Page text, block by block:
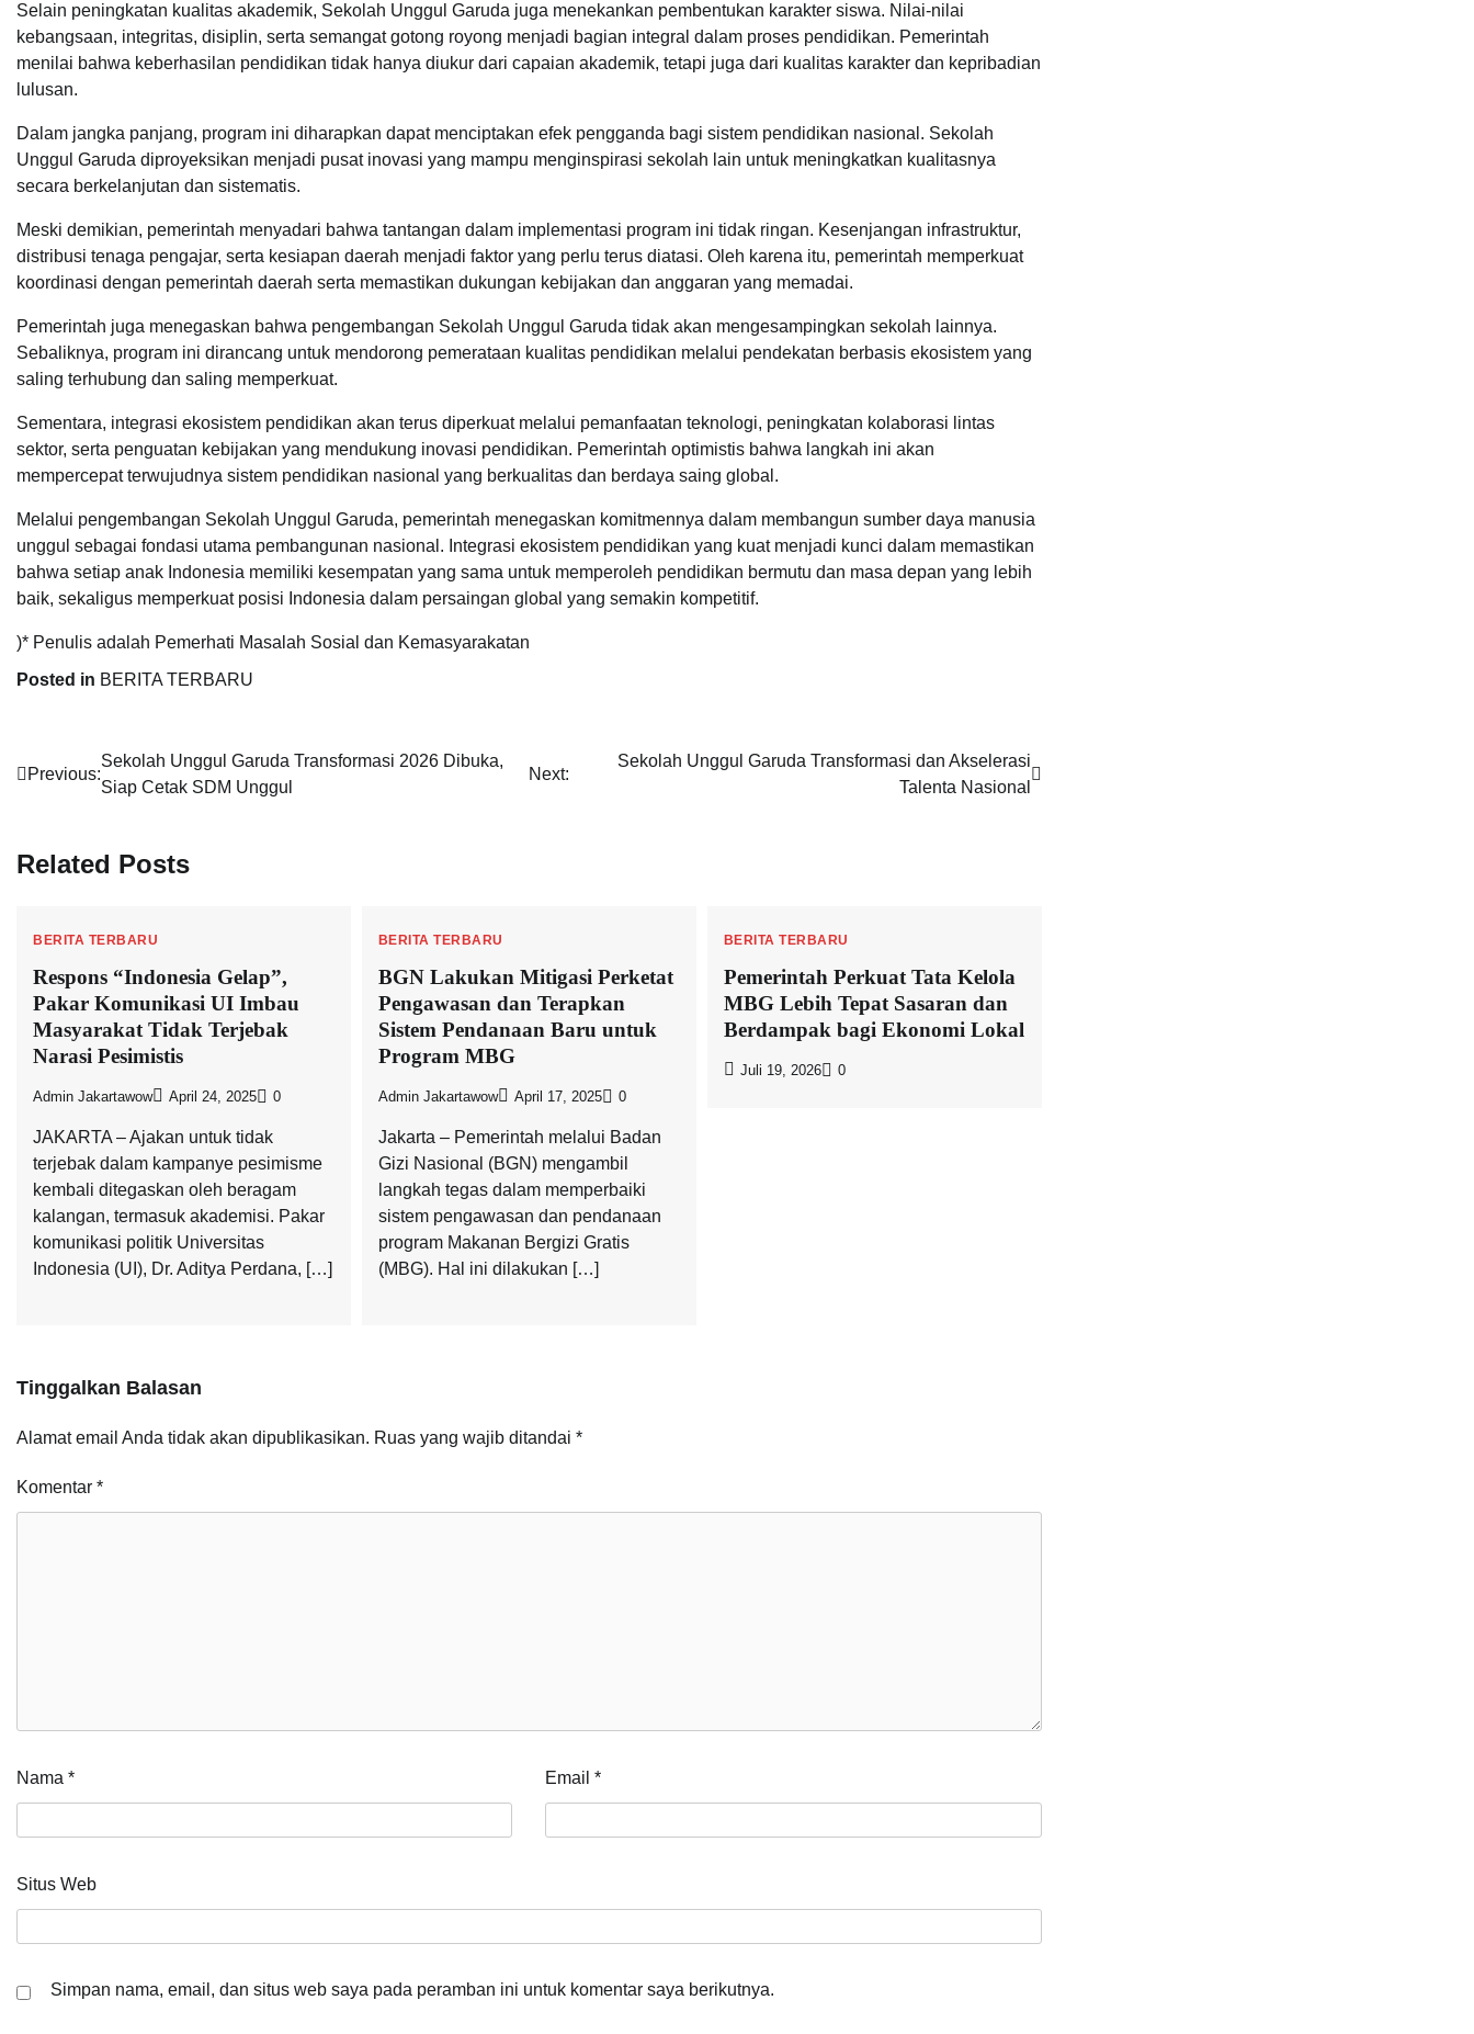
Selain peningkatan kualitas akademik, Sekolah Unggul Garuda juga menekankan pembentukan karakter siswa. Nilai-nilai
kebangsaan, integritas, disiplin, serta semangat gotong royong menjadi bagian integral dalam proses pendidikan. Pemerintah
menilai bahwa keberhasilan pendidikan tidak hanya diukur dari capaian akademik, tetapi juga dari kualitas karakter dan kepribadian
lulusan.
Dalam jangka panjang, program ini diharapkan dapat menciptakan efek pengganda bagi sistem pendidikan nasional. Sekolah
Unggul Garuda diproyeksikan menjadi pusat inovasi yang mampu menginspirasi sekolah lain untuk meningkatkan kualitasnya
secara berkelanjutan dan sistematis.
Meski demikian, pemerintah menyadari bahwa tantangan dalam implementasi program ini tidak ringan. Kesenjangan infrastruktur,
distribusi tenaga pengajar, serta kesiapan daerah menjadi faktor yang perlu terus diatasi. Oleh karena itu, pemerintah memperkuat
koordinasi dengan pemerintah daerah serta memastikan dukungan kebijakan dan anggaran yang memadai.
Pemerintah juga menegaskan bahwa pengembangan Sekolah Unggul Garuda tidak akan mengesampingkan sekolah lainnya.
Sebaliknya, program ini dirancang untuk mendorong pemerataan kualitas pendidikan melalui pendekatan berbasis ekosistem yang
saling terhubung dan saling memperkuat.
Sementara, integrasi ekosistem pendidikan akan terus diperkuat melalui pemanfaatan teknologi, peningkatan kolaborasi lintas
sektor, serta penguatan kebijakan yang mendukung inovasi pendidikan. Pemerintah optimistis bahwa langkah ini akan
mempercepat terwujudnya sistem pendidikan nasional yang berkualitas dan berdaya saing global.
Melalui pengembangan Sekolah Unggul Garuda, pemerintah menegaskan komitmennya dalam membangun sumber daya manusia
unggul sebagai fondasi utama pembangunan nasional. Integrasi ekosistem pendidikan yang kuat menjadi kunci dalam memastikan
bahwa setiap anak Indonesia memiliki kesempatan yang sama untuk memperoleh pendidikan bermutu dan masa depan yang lebih
baik, sekaligus memperkuat posisi Indonesia dalam persaingan global yang semakin kompetitif.
)* Penulis adalah Pemerhati Masalah Sosial dan Kemasyarakatan
Posted in BERITA TERBARU
Navigasi
Previous:
Sekolah Unggul Garuda Transformasi 2026 Dibuka,
Siap Cetak SDM Unggul
Next:
Sekolah Unggul Garuda Transformasi dan Akselerasi
Talenta Nasional
Related Posts
BERITA TERBARU
Respons “Indonesia Gelap”,
Pakar Komunikasi UI Imbau
Masyarakat Tidak Terjebak
Narasi Pesimistis
Admin Jakartawow April 24, 2025 0
JAKARTA – Ajakan untuk tidak
terjebak dalam kampanye pesimisme
kembali ditegaskan oleh beragam
kalangan, termasuk akademisi. Pakar
komunikasi politik Universitas
Indonesia (UI), Dr. Aditya Perdana, […]
BERITA TERBARU
BGN Lakukan Mitigasi Perketat
Pengawasan dan Terapkan
Sistem Pendanaan Baru untuk
Program MBG
Admin Jakartawow April 17, 2025 0
Jakarta – Pemerintah melalui Badan
Gizi Nasional (BGN) mengambil
langkah tegas dalam memperbaiki
sistem pengawasan dan pendanaan
program Makanan Bergizi Gratis
(MBG). Hal ini dilakukan […]
BERITA TERBARU
Pemerintah Perkuat Tata Kelola
MBG Lebih Tepat Sasaran dan
Berdampak bagi Ekonomi Lokal
Juli 19, 2026 0
Tinggalkan Balasan
Alamat email Anda tidak akan dipublikasikan. Ruas yang wajib ditandai *
Komentar *
Nama * Email*
Situs Web
Simpan nama, email, dan situs web saya pada peramban ini untuk komentar saya berikutnya.